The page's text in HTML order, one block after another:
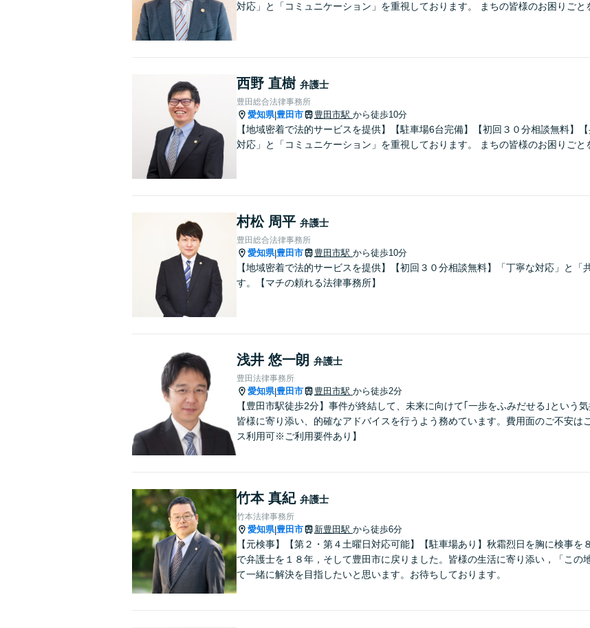
対応」と「コミュニケーション」を重視しております。 まちの皆様のお困りごと
西野 直樹 弁護士
豊田総合法律事務所
愛知県|豊田市 豊田市駅 から徒歩10分
【地域密着で法的サービスを提供】【駐車場6台完備】【初回３０分相談無料】
対応」と「コミュニケーション」を重視しております。 まちの皆様のお困りごと
村松 周平 弁護士
豊田総合法律事務所
愛知県|豊田市 豊田市駅 から徒歩10分
【地域密着で法的サービスを提供】【初回３０分相談無料】「丁寧な対応」と「
す。【マチの頼れる法律事務所】
浅井 悠一朗 弁護士
豊田法律事務所
愛知県|豊田市 豊田市駅 から徒歩2分
【豊田市駅徒歩2分】事件が終結して、未来に向けて｢一歩をふみだせる｣という
皆様に寄り添い、的確なアドバイスを行うよう務めています。費用面のご不安は
ス利用可※ご利用要件あり】
竹本 真紀 弁護士
竹本法律事務所
愛知県|豊田市 新豊田駅 から徒歩6分
【元検事】【第２・第４土曜日対応可能】【駐車場あり】秋霜烈日を胸に検事を
で弁護士を１８年，そして豊田市に戻りました。皆様の生活に寄り添い，「この
て一緒に解決を目指したいと思います。お待ちしております。